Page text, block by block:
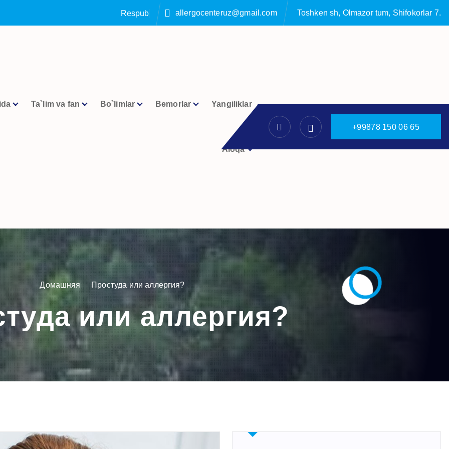
lika alle allergocenteruz@gmail.com Toshken sh, Olmazor tum, Shifokorlar 7.
Ta`lim va fan Bo`limlar Bemorlar Yangiliklar
Aloqa
+99878 150 06 65
Домашняя Простуда или аллергия?
или аллергия?